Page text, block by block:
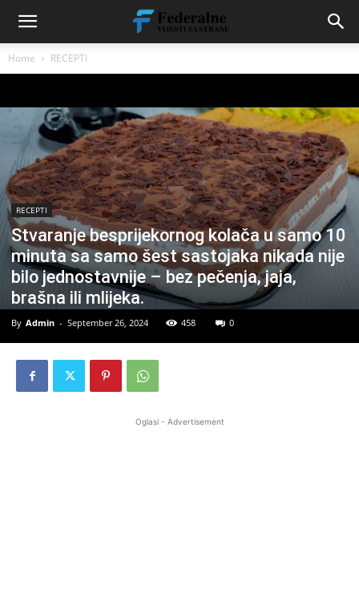
Home RECEPTI
RECEPTI
Stvaranje besprijekornog kolača u samo 10
minuta sa samo šest sastojaka nikada nije
bilo jednostavnije – bez pečenja, jaja,
brašna ili mlijeka.
By Admin - September 26, 2024 458 0
Oglasi - Advertisement